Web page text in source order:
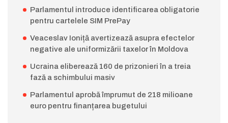
Parlamentul introduce identificarea obligatorie
pentru cartelele SIM PrePay
Veaceslav Ioniță avertizează asupra efectelor
negative ale uniformizării taxelor în Moldova
Ucraina eliberează 160 de prizonieri în a treia
fază a schimbului masiv
Parlamentul aprobă împrumut de 218 milioane
euro pentru finanțarea bugetului